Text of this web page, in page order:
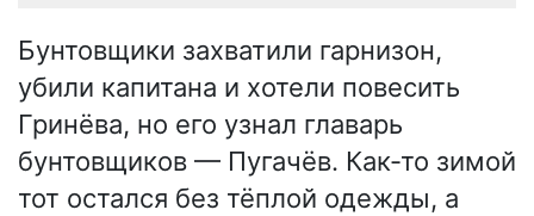
Бунтовщики захватили гарнизон,
убили капитана и хотели повесить
Гринёва, но его узнал главарь
бунтовщиков — Пугачёв. Как-то зимой
тот остался без тёплой одежды, а